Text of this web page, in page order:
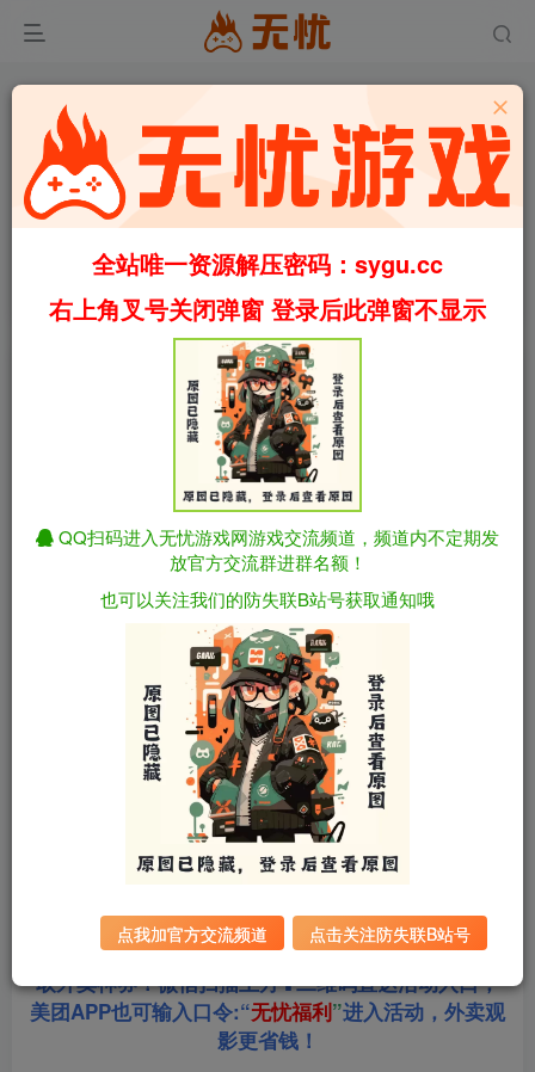
[纯爱]这不好！同居生活/イケない！ 同棲らいふ Mtool
AI汉化润色版（汉化）
首页 福利 正文
29
[纯爱]这不好！同居生活/イケない！ 同棲らいふ
Mtool AI汉化润色版（汉化）
迅雷下载
sygu.cc
Mtool AI汉化润色版
2026年03月23日
站长合作美团饿了么淘票票三大生活平台，超低价获
取外卖神券！微信扫描上方⬆二维码直达活动入口，
美团APP也可输入口令:“无忧福利”进入活动，外卖观
影更省钱！
全站唯一资源解压密码：sygu.cc
右上角叉号关闭弹窗 登录后此弹窗不显示
QQ扫码进入无忧游戏网游戏交流频道，频道内不定期发
放官方交流群进群名额！
也可以关注我们的防失联B站号获取通知哦
点我加官方交流频道 点击关注防失联B站号